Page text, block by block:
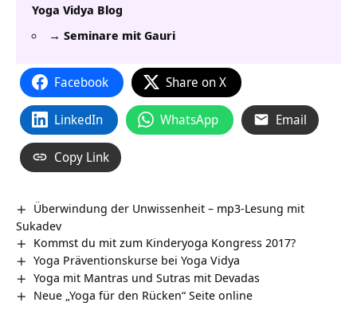
Yoga Vidya Blog
→ Seminare mit Gauri
Facebook Share on X
LinkedIn WhatsApp Email
Copy Link
Überwindung der Unwissenheit – mp3-Lesung mit
Sukadev
Kommst du mit zum Kinderyoga Kongress 2017?
Yoga Präventionskurse bei Yoga Vidya
Yoga mit Mantras und Sutras mit Devadas
Neue „Yoga für den Rücken“ Seite online